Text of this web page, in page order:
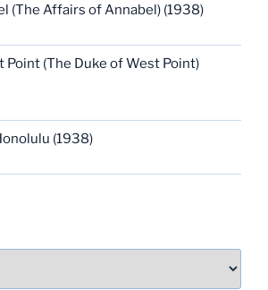
(The Affairs of Annabel) (1938)
Point (The Duke of West Point)
(1938)